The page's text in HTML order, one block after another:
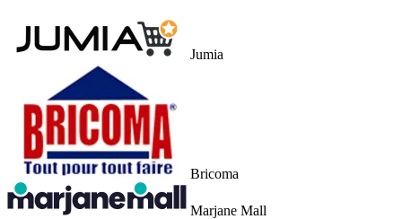
Jumia
Bricoma
Marjane Mall